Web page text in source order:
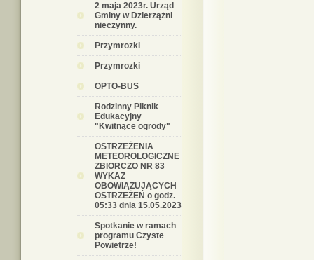
2 maja 2023r. Urząd
Gminy w Dzierzążni
nieczynny.
Przymrozki
Przymrozki
OPTO-BUS
Rodzinny Piknik
Edukacyjny
"Kwitnące ogrody"
OSTRZEŻENIA
METEOROLOGICZNE
ZBIORCZO NR 83
WYKAZ
OBOWIĄZUJĄCYCH
OSTRZEŻEŃ o godz.
05:33 dnia 15.05.2023
Spotkanie w ramach
programu Czyste
Powietrze!